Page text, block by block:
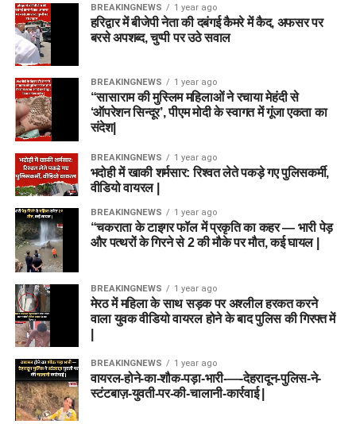
BREAKINGNEWS 1 year ago
हरिद्वार में बीजेपी नेता की दबंगई कैमरे में कैद, अफसर पर
बरसे अपशब्द, चुप्पी पर उठे सवाल
BREAKINGNEWS 1 year ago
“सासाराम की मुस्लिम महिलाओं ने रचाया मेहंदी से
‘ऑपरेशन सिन्दूर’, पीएम मोदी के स्वागत में गूंजा एकता का
संदेश|
BREAKINGNEWS 1 year ago
भदोही में खाकी शर्मसार: रिश्वत लेते पकड़े गए पुलिसकर्मी,
वीडियो वायरल |
BREAKINGNEWS 1 year ago
“चकराता के टाइगर फॉल में प्रकृति का कहर — भारी पेड़
और पत्थरों के गिरने से 2 की मौके पर मौत, कई घायल |
BREAKINGNEWS 1 year ago
मेरठ में महिला के साथ सड़क पर अश्लील हरकत करने
वाला युवक वीडियो वायरल होने के बाद पुलिस की गिरफ्त में
BREAKINGNEWS 1 year ago
वायरल-होने-का-शौक-पड़ा-भारी-—-देहरादून-पुलिस-ने-
स्टंटबाज़-युवती-पर-की-चालानी-कार्रवाई |